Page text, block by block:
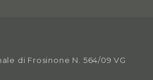
di Frosinone N. 564/09 VG